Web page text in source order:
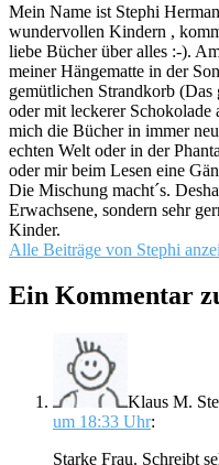
Mein Name ist Stephi
wundervollen Kindern ,
liebe Bücher über alles :-).
meiner Hängematte in der
gemütlichen Strandkorb (Das
oder mit leckerer Schokolade
mich die Bücher in immer
echten Welt oder in der
oder mir beim Lesen eine
Die Mischung macht´s.
Erwachsene, sondern sehr
Kinder.
Alle Beiträge von Stephi
Ein Kommentar
Klaus M.
um 18:33 Uhr:
Starke Frau. Schreibt